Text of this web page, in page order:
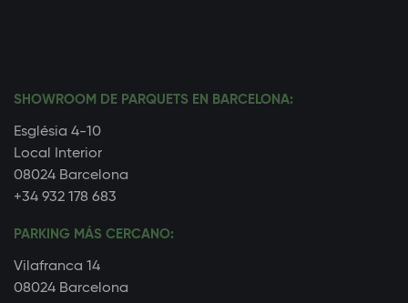
SHOWROOM DE PARQUETS EN BARCELONA:
Església 4-10
Local Interior
08024 Barcelona
+34 932 178 683
PARKING MÁS CERCANO:
Vilafranca 14
08024 Barcelona